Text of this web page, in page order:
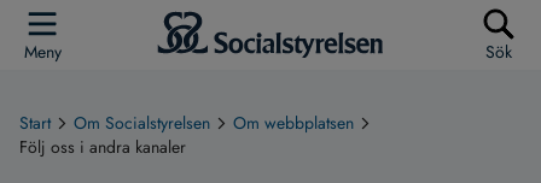
Meny Sök
Start Om Socialstyrelsen
Om webbplatsen
Följ oss i andra kanaler